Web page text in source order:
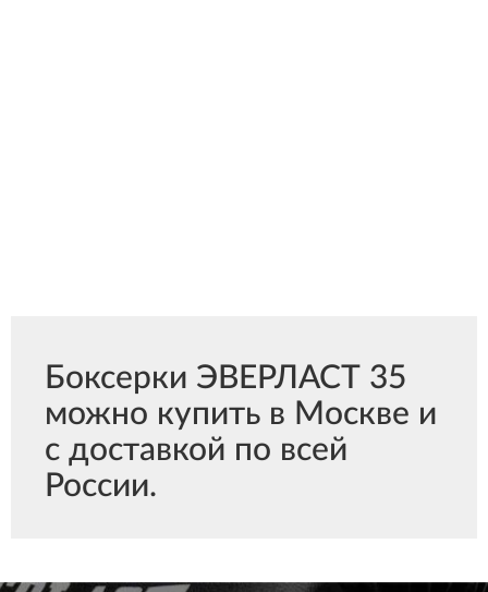
Боксерки ЭВЕРЛАСТ 35
можно купить в Москве и
с доставкой по всей
России.